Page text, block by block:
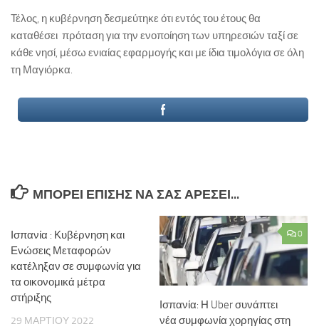
Τέλος, η κυβέρνηση δεσμεύτηκε ότι εντός του έτους θα
καταθέσει πρόταση για την ενοποίηση των υπηρεσιών ταξί σε
κάθε νησί, μέσω ενιαίας εφαρμογής και με ίδια τιμολόγια σε όλη
τη Μαγιόρκα.
ΜΠΟΡΕΊ ΕΠΊΣΗΣ ΝΑ ΣΑΣ ΑΡΈΣΕΙ...
Ισπανία : Κυβέρνηση και
Ενώσεις Μεταφορών
κατέληξαν σε συμφωνία για
τα οικονομικά μέτρα
στήριξης
29 ΜΑΡΤΊΟΥ 2022
0
Ισπανία: Η Uber συνάπτει
νέα συμφωνία χορηγίας στη